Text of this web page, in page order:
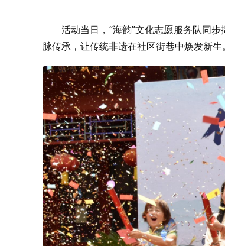
活动当日，“海韵”文化志愿服务队同
脉传承，让传统非遗在社区街巷中焕发新生。